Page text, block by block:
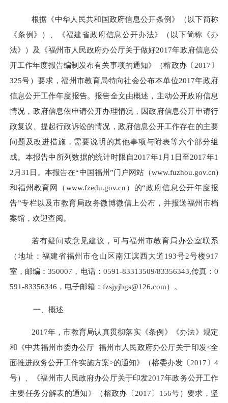
根据《中华人民共和国政府信息公开条例》（以下简称
《条例》）
《福建省政府信息公开办法》（以下简称《办
法》）及《福州市人民政府办公厅关于做好2017年政府信息公
开工作年度报告编制发布有关事项的通知》（榕政办〔2017〕
325号）要求，福州市教育局特向社会公布本单位2017年政府
信息公开工作年度报告。报告全文由概述，主动公开政府信息
情况，政府信息依申请公开办理情况，因政府信息公开申请行
政复议、提起行政诉讼的情况，政府信息公开工作存在的主要
问题及改进措施，需要说明的其他事项与附表等六个部分组
成。本报告中所列数据的统计时限自2017年1月1日至2017年1
2月31日。本报告在“中国福州”门户网站（www.fuzhou.gov.cn)
和福州教育网（www.fzedu.gov.cn）的“政府信息公开年度报
告”专栏以及市教育局政务微博微信上公布，并报送福州市档
案馆，欢迎查阅。
若有疑问或意见建议，可与福州市教育局办公室联系
（地址：福建省福州市仓山区南江滨西大道193号2号楼917
室，邮编：350007，电话：0591-83313509/83356343,传真：0
591-83356346，电子邮箱：fzsjyjbgs@126.com）。
一、概述
2017年，市教育局认真贯彻落实《条例》《办法》规定
和 《中共福州市委办公厅 福州市人民政府办公厅关于印发<全
面推进政务公开工作实施方案>的通知》（榕委办发〔2017〕4
号）
《福州市人民政府办公厅关于印发2017年政务公开工作
主要任务分解表的通知》（榕政办〔2017〕156号）要求 ，坚